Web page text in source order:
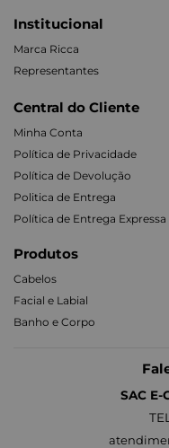
Institucional
Marca Ricca
Representantes
Central do Cliente
Minha Conta
Política de Privacidade
Política de Devolução
Politica de Entrega
Política de Entrega Expressa
Produtos
Cabelos
Facial e Labial
Banho e Corpo
SAC E-